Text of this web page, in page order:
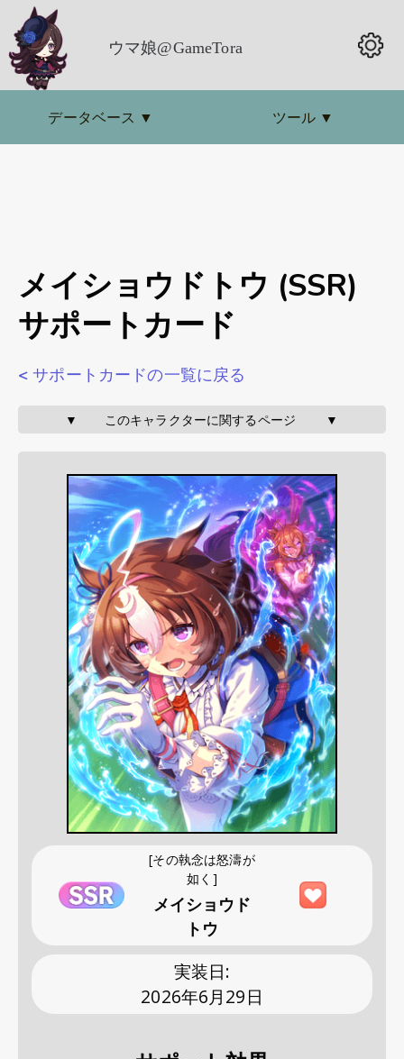
ウマ娘@GameTora
データベース ▼ ツール ▼
メイショウドトウ (SSR)
サポートカード
< サポートカードの一覧に戻る
▼       このキャラクターに関するページ        ▼
[その執念は怒濤が
如く]
メイショウド
トウ
実装日:
2026年6月29日